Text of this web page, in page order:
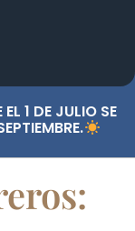
1 DE JULIO SE